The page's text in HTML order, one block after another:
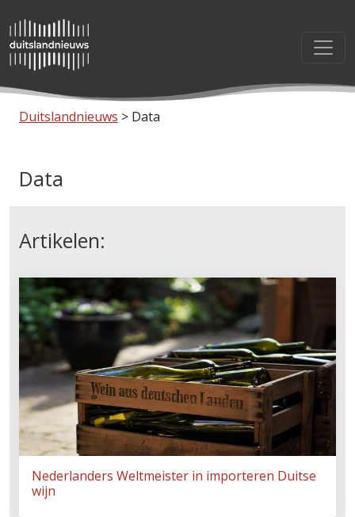
Duitslandnieuws > Data
Data
Artikelen:
Nederlanders Weltmeister in importeren Duitse
wijn